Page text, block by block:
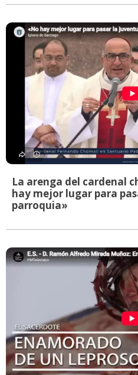
La arenga del cardenal
hay mejor lugar para
parroquia»